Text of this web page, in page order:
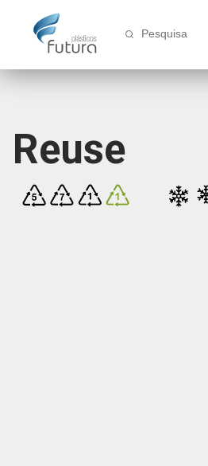
Pesquisa
Reuse